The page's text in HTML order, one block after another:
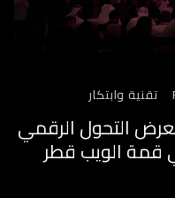
تقنية وابتكار
التحول الرقمي
قمة الويب قطر